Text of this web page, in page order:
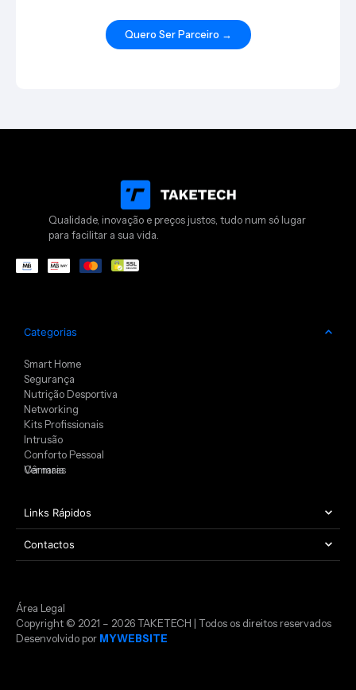
Quero Ser Parceiro →
Qualidade, inovação e preços justos, tudo num só lugar
para facilitar a sua vida.
Categorias
Smart Home
Segurança
Nutrição Desportiva
Networking
Kits Profissionais
Intrusão
Conforto Pessoal
Câmaras
Ver mais
Links Rápidos
Contactos
Copyright © 2021 – 2026 TAKETECH | Todos os direitos reservados
Desenvolvido por MYWEBSITE
Área Legal